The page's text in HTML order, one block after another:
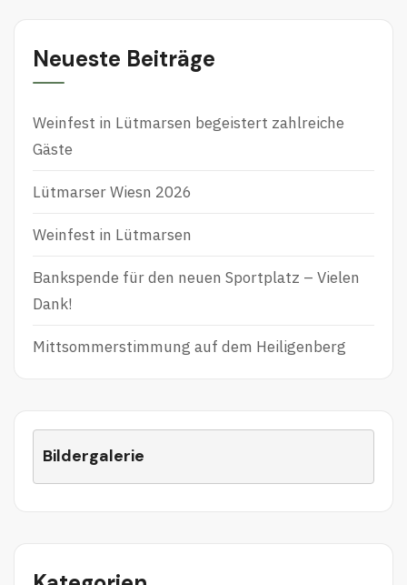
Neueste Beiträge
Weinfest in Lütmarsen begeistert zahlreiche
Gäste
Lütmarser Wiesn 2026
Weinfest in Lütmarsen
Bankspende für den neuen Sportplatz – Vielen
Dank!
Mittsommerstimmung auf dem Heiligenberg
Bildergalerie